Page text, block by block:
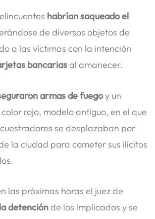
habrían saqueado el
de diversos objetos de
a las víctimas con la intención
bancariasal amanecer.
armas de fuegoy un
rojo, modelo antiguo, en el que
se desplazaban por
la ciudad para cometer sus ilícitos
las próximas horas el juez de
detenciónde los implicados y se